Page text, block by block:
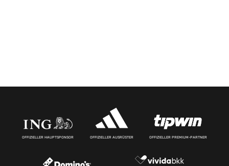
OFFIZIELLER HAUPTSPONSOR OFFIZIELLER AUSRÜSTER OFFIZIELLER PREMIUM-PARTNER